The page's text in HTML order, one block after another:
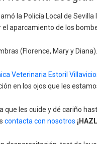
la Policía Local de
aparcamiento de los
(Florence, Mary y
Veterinaria Estoril
en los ojos que les
que les cuide y dé cariño
contacta con nosotros